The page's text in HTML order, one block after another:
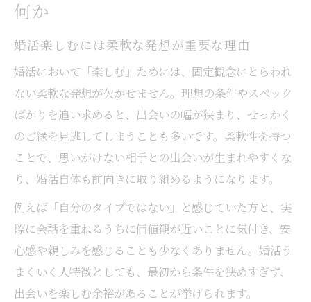
何か
婚活楽しむには柔軟な発想が重要な理由
婚活において「楽しむ」ためには、固定観念にとらわれ
ない柔軟な発想が欠かせません。理想の条件やスペック
ばかりを追い求めると、出会いの幅が狭まり、せっかく
のご縁を見逃してしまうことも多いです。柔軟性を持つ
ことで、思いがけない相手との出会いが生まれやすくな
り、婚活自体も前向きに取り組めるようになります。
例えば「自分のタイプではない」と感じていた方と、実
際に会話を重ねるうちに価値観が近いことに気付き、安
心感や親しみを感じることも少なくありません。婚活う
まくいく人特徴としても、最初から条件を狭めすぎず、
出会いを楽しむ余裕があることが挙げられます。